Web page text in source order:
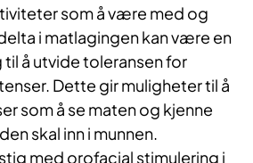
som å være med og
i matlagingen kan være en
å utvide toleransen for
Dette gir muligheter til å
som å se maten og kjenne
skal inn i munnen.
med orofacial stimulering i